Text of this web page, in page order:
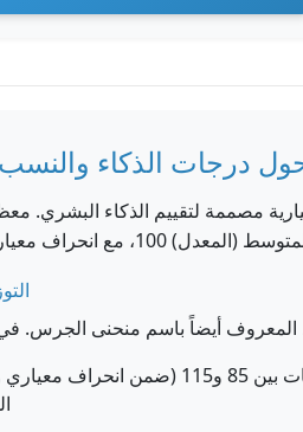
درجات الذكاء والنسب
مصممة لتقييم الذكاء البشري.
حوالي 68% من السكان يحصلون على درجات بين 85 و115 (ضمن